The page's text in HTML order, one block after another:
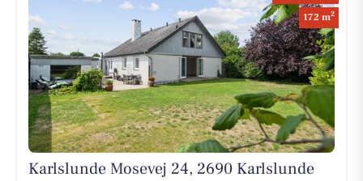
172 m2
Karlslunde Mosevej 24, 2690 Karlslunde